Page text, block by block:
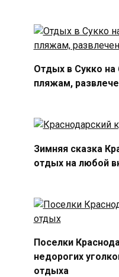
Отдых в Сукко на
пляжам,
Зимняя сказка
отдых на любой
Поселки
недорогих
отдыха